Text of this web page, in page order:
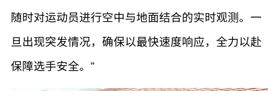
随时对运动员进行空中与地面结合的实时观测。一
旦出现突发情况，确保以最快速度响应，全力以赴
保障选手安全。”